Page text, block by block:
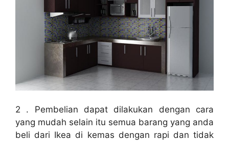
2 . Pembelian dapat dilakukan dengan cara
yang mudah selain itu semua barang yang anda
beli dari Ikea di kemas dengan rapi dan tidak